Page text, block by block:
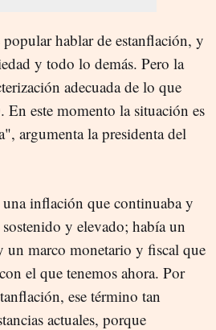
hablar de estanflación, y
y todo lo demás. Pero la
adecuada de lo que
este momento la situación es
argumenta la presidenta del
inflación que continuaba y
y elevado; había un
un marco monetario y fiscal que
el que tenemos ahora. Por
ese término tan
actuales, porque